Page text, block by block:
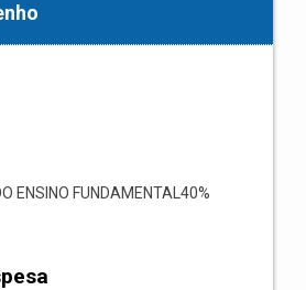
ENSINO FUNDAMENTAL40%